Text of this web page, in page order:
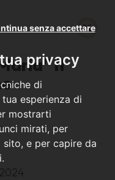
privacy
di
esperienza di
mostrarti
mirati, per
e per capire da
senza accettare
II
2024